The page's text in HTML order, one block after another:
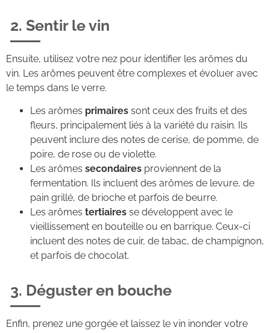
2. Sentir le vin
Ensuite, utilisez votre nez pour identifier les arômes du
vin. Les arômes peuvent être complexes et évoluer avec
le temps dans le verre.
Les arômes primaires sont ceux des fruits et des
fleurs, principalement liés à la variété du raisin. Ils
peuvent inclure des notes de cerise, de pomme, de
poire, de rose ou de violette.
Les arômes secondaires proviennent de la
fermentation. Ils incluent des arômes de levure, de
pain grillé, de brioche et parfois de beurre.
Les arômes tertiaires se développent avec le
vieillissement en bouteille ou en barrique. Ceux-ci
incluent des notes de cuir, de tabac, de champignon,
et parfois de chocolat.
3. Déguster en bouche
Enfin, prenez une gorgée et laissez le vin inonder votre